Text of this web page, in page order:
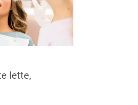
lette,